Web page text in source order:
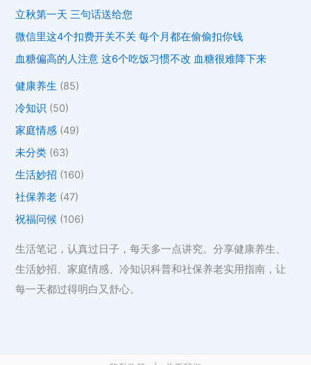
立秋第一天 三句话送给您
微信里这4个扣费开关不关 每个月都在偷偷扣你钱
血糖偏高的人注意 这6个吃饭习惯不改 血糖很难降下来
健康养生 (85)
冷知识 (50)
家庭情感 (49)
未分类 (63)
生活妙招 (160)
社保养老 (47)
祝福问候 (106)
生活笔记，认真过日子，每天多一点讲究。分享健康养生、
生活妙招、家庭情感、冷知识科普和社保养老实用指南，让
每一天都过得明白又舒心。